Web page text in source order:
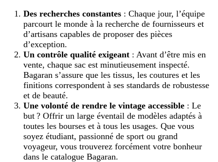
Des recherches constantes : Chaque jour, l’équipe
parcourt le monde à la recherche de fournisseurs et
d’artisans capables de proposer des pièces
d’exception.
Un contrôle qualité exigeant : Avant d’être mis en
vente, chaque sac est minutieusement inspecté.
Bagaran s’assure que les tissus, les coutures et les
finitions correspondent à ses standards de robustesse
et de beauté.
Une volonté de rendre le vintage accessible : Le
but ? Offrir un large éventail de modèles adaptés à
toutes les bourses et à tous les usages. Que vous
soyez étudiant, passionné de sport ou grand
voyageur, vous trouverez forcément votre bonheur
dans le catalogue Bagaran.